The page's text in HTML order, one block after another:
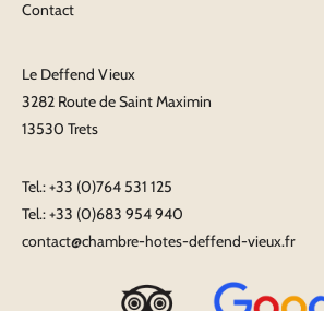
Contact
Le Deffend Vieux
3282 Route de Saint Maximin
13530 Trets
Tel.:+33 (0)764 531 125
Tel.:+33 (0)683 954 940
contact@chambre-hotes-deffend-vieux.fr